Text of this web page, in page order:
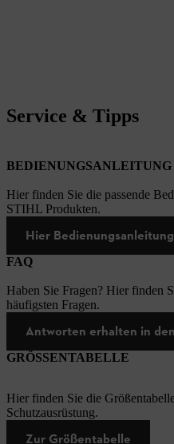
Service & Tipps
BEDIENUNGSANLEITUNG
Hier finden Sie die passende
STIHL Produkten.
Hier
FAQ
Haben Sie Fragen? Hier finden
häufigsten Fragen.
Antworten erhalten in
GRÖSSENTABELLE
Hier finden Sie die
Schutzausrüstung.
Zur Größentabelle